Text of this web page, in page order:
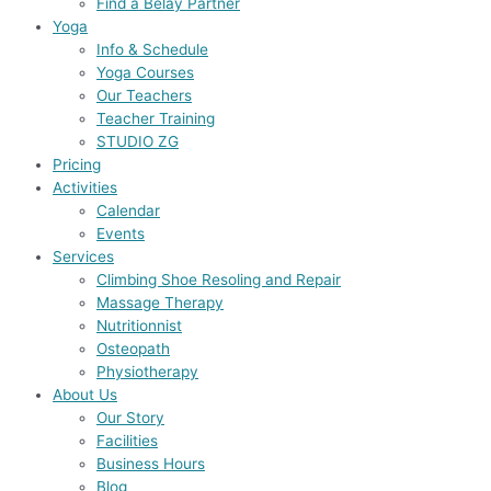
Yoga
Info & Schedule
Yoga Courses
Our Teachers
Teacher Training
STUDIO ZG
Pricing
Activities
Calendar
Events
Services
Climbing Shoe Resoling and Repair
Massage Therapy
Nutritionnist
Osteopath
Physiotherapy
About Us
Our Story
Facilities
Business Hours
Blog